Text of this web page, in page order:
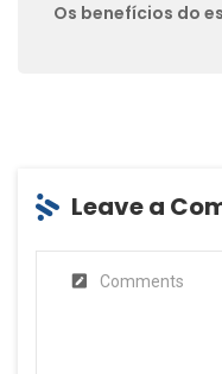
Os benefícios do
Leave a